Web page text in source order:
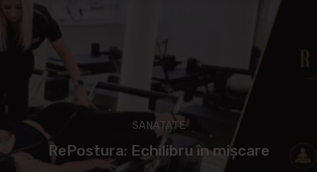
SANATATE
RePostura: Echilibru în mișcare